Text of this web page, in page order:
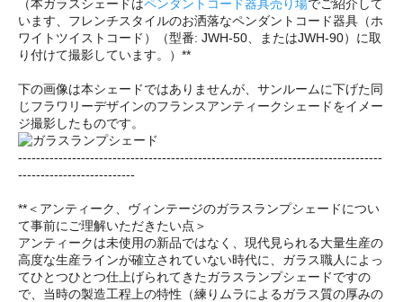
（本ガラスシェードはペンダントコード器具売り場でご紹介して
います、フレンチスタイルのお洒落なペンダントコード器具（ホ
ワイトツイストコード）（型番: JWH-50、またはJWH-90）に取
り付けて撮影しています。）**
下の画像は本シェードではありませんが、サンルームに下げた同
じフラワリーデザインのフランスアンティークシェードをイメー
ジ撮影したものです。
---------------------------------------------------------------------------------
--------------------------
**＜アンティーク、ヴィンテージのガラスランプシェードについ
て事前にご理解いただきたい点＞
アンティークは未使用の新品ではなく、現代見られる大量生産の
高度な生産ラインが確立されていない時代に、ガラス職人によっ
てひとつひとつ仕上げられてきたガラスランプシェードですの
で、当時の製造工程上の特性（練りムラによるガラス質の厚みの